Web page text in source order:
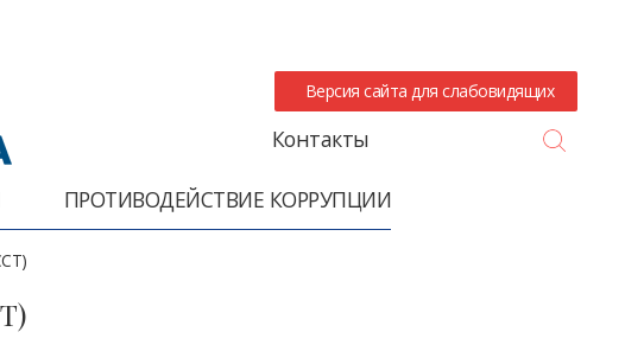
Версия сайта для слабовидящих
Контакты
ПРОТИВОДЕЙСТВИЕ КОРРУПЦИИ